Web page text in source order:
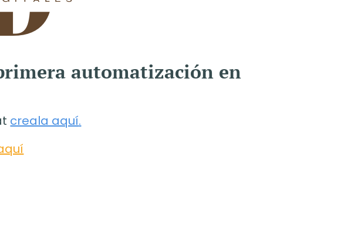
automatización en
creala aquí.